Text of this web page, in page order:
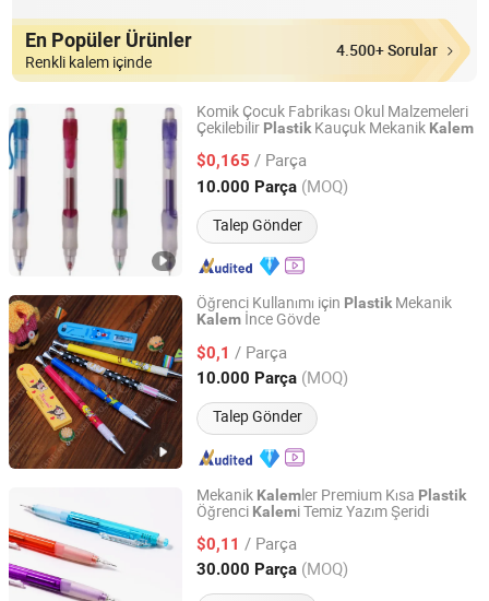
En Popüler Ürünler
Renkli kalem içinde
4.500+ Sorular
Komik Çocuk Fabrikası Okul Malzemeleri
Çekilebilir PlastikKauçuk Mekanik Kalem
$0,165 / Parça
10.000 Parça (MOQ)
Talep Gönder
NINGBO SEVEN STAR STATIONERY & GIFT CO., LTD.
Zhejiang, China Fiyat 2017
Öğrenci Kullanımı için PlastikMekanik
Kalem İnce Gövde
$0,1 / Parça
10.000 Parça (MOQ)
Talep Gönder
Ningbo Taiyu Stationery Co., Ltd.
Zhejiang, China Fiyat 2014
Mekanik Kalemler Premium Kısa Plastik
Öğrenci Kalemi Temiz Yazım Şeridi
$0,11 / Parça
30.000 Parça (MOQ)
Ningbo Taiyu Stationery Co., Ltd.
Zhejiang, China Fiyat 2014